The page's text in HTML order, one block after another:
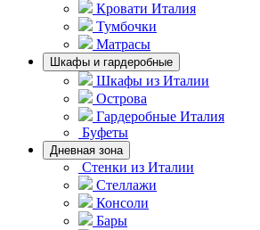
Кровати Италия
Тумбочки
Матрасы
Шкафы и гардеробные
Шкафы из Италии
Острова
Гардеробные Италия
Буфеты
Дневная зона
Стенки из Италии
Стеллажи
Консоли
Бары